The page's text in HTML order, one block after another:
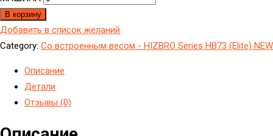
В корзину
Добавить в список желаний
Category: Cо встроенным весом - HIZBRO Series HB73 (Elite) NEW
Описание
Детали
Отзывы (0)